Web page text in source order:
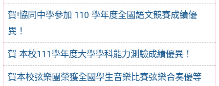
賀!協同中學參加 110 學年度全國語文競賽成績優
異！
賀 本校111學年度大學學科能力測驗成績優異！
賀本校弦樂團榮獲全國學生音樂比賽弦樂合奏優等